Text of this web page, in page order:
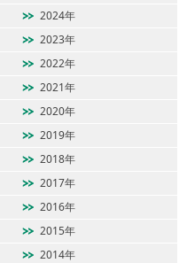
2024年
2023年
2022年
2021年
2020年
2019年
2018年
2017年
2016年
2015年
2014年